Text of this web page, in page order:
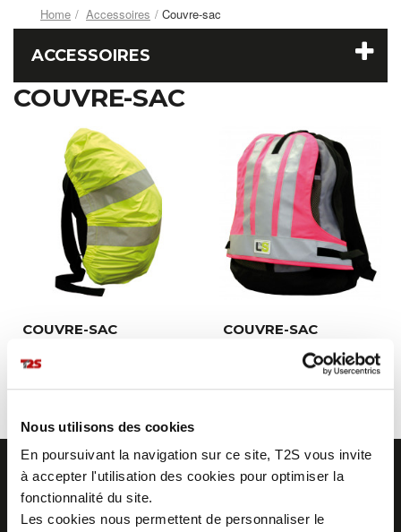
Nous utilisons des cookies
En poursuivant la navigation sur ce site, T2S vous invite
à accepter l'utilisation des cookies pour optimiser la
fonctionnalité du site.
Les cookies nous permettent de personnaliser le
Home Accessoires Couvre-sac
ACCESSOIRES
COUVRE-SAC
COUVRE-SAC
COUVRE-SAC